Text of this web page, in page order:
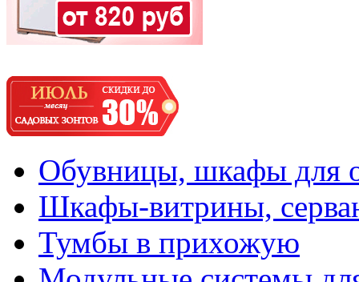
Обувницы, шкафы для
Шкафы-витрины,
Тумбы в прихожую